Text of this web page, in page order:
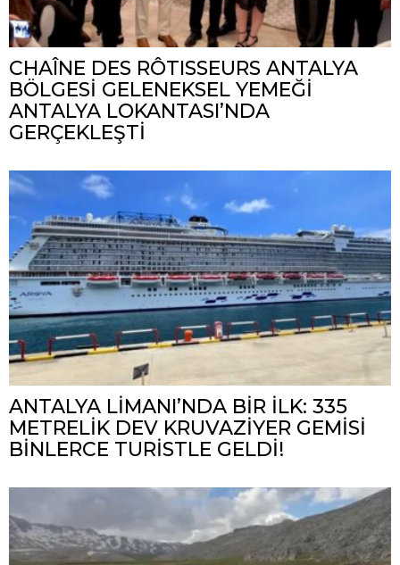
CHAÎNE DES RÔTISSEURS ANTALYA
BÖLGESİ GELENEKSEL YEMEĞİ
ANTALYA LOKANTASI’NDA
GERÇEKLEŞTİ
ANTALYA LİMANI’NDA BİR İLK: 335
METRELİK DEV KRUVAZİYER GEMİSİ
BİNLERCE TURİSTLE GELDİ!